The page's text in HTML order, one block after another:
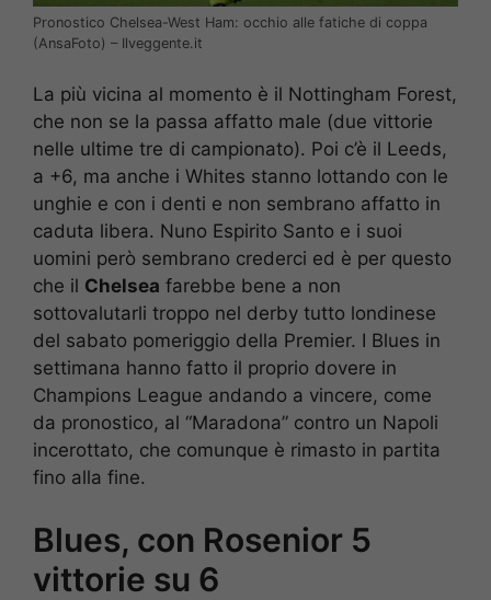
Pronostico Chelsea-West Ham: occhio alle fatiche di coppa
(AnsaFoto) – Ilveggente.it
La più vicina al momento è il Nottingham Forest,
che non se la passa affatto male (due vittorie
nelle ultime tre di campionato). Poi c’è il Leeds,
a +6, ma anche i Whites stanno lottando con le
unghie e con i denti e non sembrano affatto in
caduta libera. Nuno Espirito Santo e i suoi
uomini però sembrano crederci ed è per questo
che il Chelsea farebbe bene a non
sottovalutarli troppo nel derby tutto londinese
del sabato pomeriggio della Premier. I Blues in
settimana hanno fatto il proprio dovere in
Champions League andando a vincere, come
da pronostico, al “Maradona” contro un Napoli
incerottato, che comunque è rimasto in partita
fino alla fine.
Blues, con Rosenior 5
vittorie su 6